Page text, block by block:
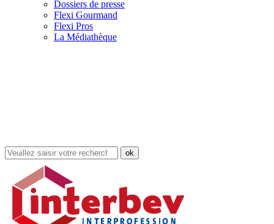
Dossiers de presse
Flexi Gourmand
Flexi Pros
La Médiathèque
Rechercher
dans
site